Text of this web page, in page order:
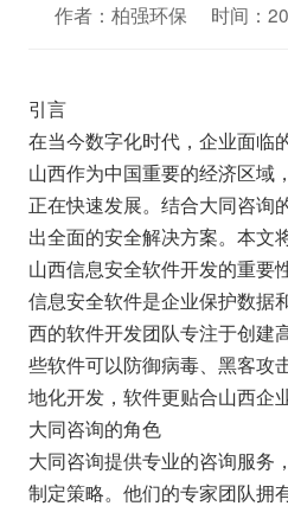
作者：柏强环保 时间：
引言
在当今数字化时代，企业面临
山西作为中国重要的经济区域
正在快速发展。结合大同咨询
出全面的安全解决方案。本文
山西信息安全软件开发的重要
信息安全软件是企业保护数据
西的软件开发团队专注于创建
些软件可以防御病毒、黑客攻
地化开发，软件更贴合山西企
大同咨询的角色
大同咨询提供专业的咨询服务
制定策略。他们的专家团队拥